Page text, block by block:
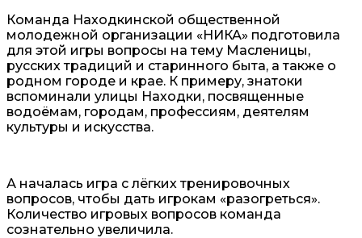
Команда Находкинской общественной
молодежной организации «НИКА» подготовила
для этой игры вопросы на тему Масленицы,
русских традиций и старинного быта, а также о
родном городе и крае. К примеру, знатоки
вспоминали улицы Находки, посвященные
водоёмам, городам, профессиям, деятелям
культуры и искусства.
А началась игра с лёгких тренировочных
вопросов, чтобы дать игрокам «разогреться».
Количество игровых вопросов команда
сознательно увеличила.